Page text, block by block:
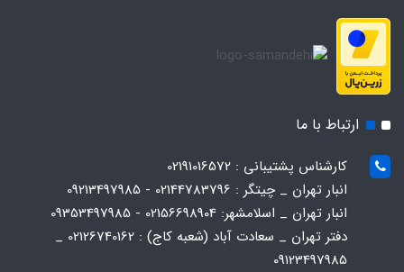
ارتباط با ما
کارشناس پشتیبانی : 02191016572
انبار تهران _ چیتگر : 02144783796 - 09213497985
انبار تهران _ اسلامشهر: 02156698904 - 09353497985
دفتر تهران _ سعادت آباد (شعبه کاج) : 02126740162 _
09123497985